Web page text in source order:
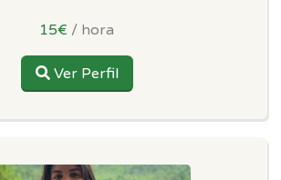
15€ / hora
Ver Perfil